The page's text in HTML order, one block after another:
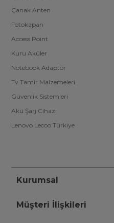
Çanak Anten
Fotokapan
Access Point
Kuru Aküler
Notebook Adaptör
Tv Tamir Malzemeleri
Güvenlik Sistemleri
Akü Şarj Cihazı
Lenovo Lecoo Türkiye
Kurumsal
Müşteri İlişkileri